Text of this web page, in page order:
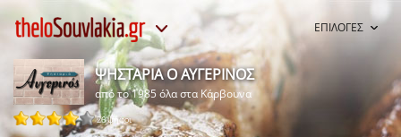
ΕΠΙΛΟΓΕΣ
ΨΗΣΤΑΡΙΑ Ο ΑΥΓΕΡΙΝΟΣ
από το 1985 όλα στα Κάρβουνα
26 ψήφοι